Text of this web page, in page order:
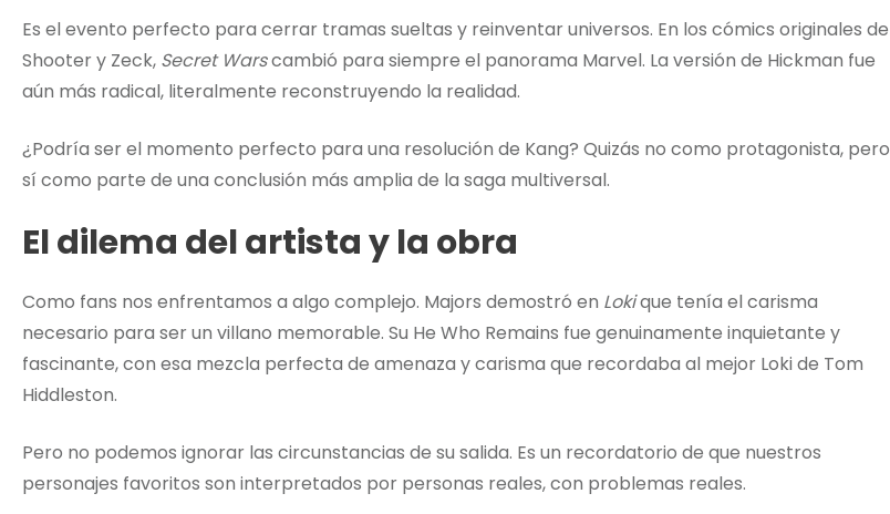
Es el evento perfecto para cerrar tramas sueltas y reinventar universos. En los cómics originales de
Shooter y Zeck, Secret Warscambió para siempre el panorama Marvel. La versión de Hickman fue
aún más radical, literalmente reconstruyendo la realidad.
¿Podría ser el momento perfecto para una resolución de Kang? Quizás no como protagonista, pero
sí como parte de una conclusión más amplia de la saga multiversal.
El dilema del artista y la obra
Como fans nos enfrentamos a algo complejo. Majors demostró en Lokique tenía el carisma
necesario para ser un villano memorable. Su He Who Remains fue genuinamente inquietante y
fascinante, con esa mezcla perfecta de amenaza y carisma que recordaba al mejor Loki de Tom
Hiddleston.
Pero no podemos ignorar las circunstancias de su salida. Es un recordatorio de que nuestros
personajes favoritos son interpretados por personas reales, con problemas reales.